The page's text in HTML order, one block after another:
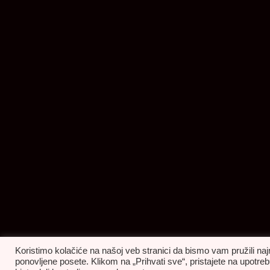
Koristimo kolačiće na našoj veb stranici da bismo vam pružili
ponovljene posete. Klikom na „Prihvati sve“, pristajete na